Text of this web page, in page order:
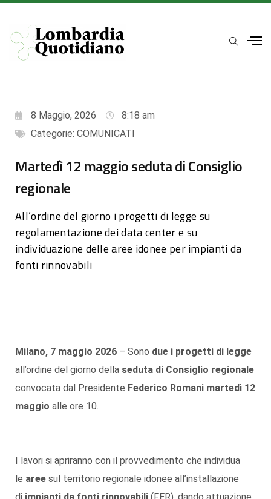
8 Maggio, 2026
8:18 am
Categorie: COMUNICATI
Martedì 12 maggio seduta di Consiglio
regionale
All’ordine del giorno i progetti di legge su
regolamentazione dei data center e su
individuazione delle aree idonee per impianti da
fonti rinnovabili
Milano, 7 maggio 2026 – Sono due i progetti di legge
all’ordine del giorno della seduta di Consiglio regionale
convocata dal Presidente Federico Romani martedì 12
maggio alle ore 10.
I lavori si apriranno con il provvedimento che individua
le aree sul territorio regionale idonee all’installazione
di impianti da fonti rinnovabili (FER), dando attuazione